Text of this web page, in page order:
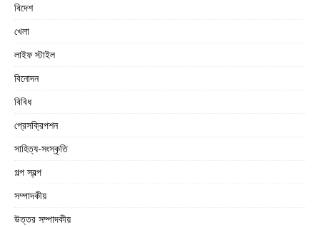
বিদেশ
খেলা
লাইফ স্টাইল
বিনোদন
বিবিধ
প্রেসক্রিপশন
সাহিত্য-সংস্কৃতি
গল্প স্বল্প
সম্পাদকীয়
উত্তর সম্পাদকীয়